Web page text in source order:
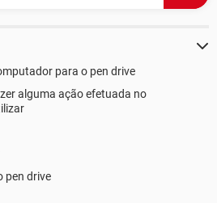
para o pen drive
alguma ação efetuada no
pen drive